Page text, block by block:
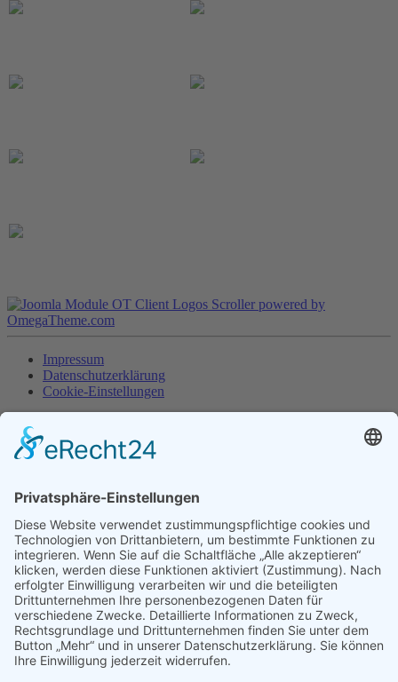
Impressum
Datenschutzerklärung
Cookie-Einstellungen
Deutsch
Home
Starterliste Triple 2026
Starterliste Double 2026
Starterliste 24h-Lauf
Programm 2026
Ergebnisse 2026
Sponsoren
Statistik
Anmeldung
Ausschreibung Duathlon